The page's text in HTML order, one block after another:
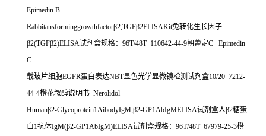
Epimedin B
Rabbitansforminggrowthfactorβ2,TGFβ2ELISAKit兔转化生长因子
β2(TGFβ2)ELISA试剂盒规格： 96T/48T 110642-44-9朝藿定C
Epimedin
C
载玻片细胞EGFR蛋白表达NBT显色光学显微镜检测试剂盒10/20 7212-
44-4橙花叔醇说明书 Nerolidol
Humanβ2-Glycoprotein1AibodyIgM,β2-GP1AbIgMELISA试剂盒人β2糖蛋
白 1抗体IgM(β2-GP1AbIgM)ELISA试剂盒规格： 96T/48T 67979-25-3橙